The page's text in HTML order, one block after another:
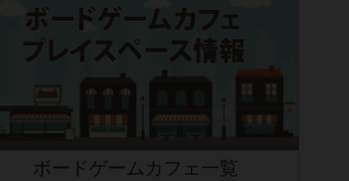
ボードゲームカフェ一覧